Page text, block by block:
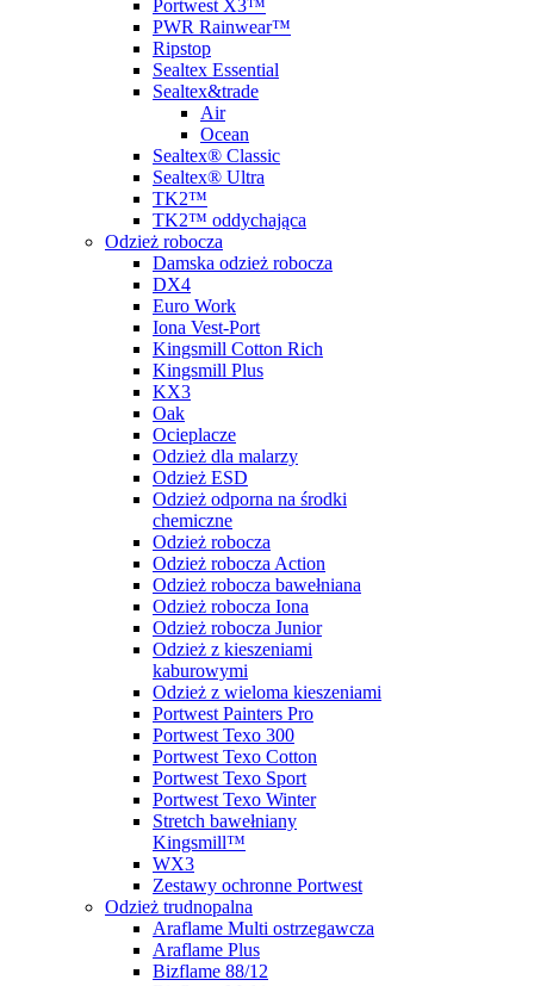
Portwest X3™
PWR Rainwear™
Ripstop
Sealtex Essential
Sealtex&trade
Air
Ocean
Sealtex® Classic
Sealtex® Ultra
TK2™
TK2™ oddychająca
Odzież robocza
Damska odzież robocza
DX4
Euro Work
Iona Vest-Port
Kingsmill Cotton Rich
Kingsmill Plus
KX3
Oak
Ocieplacze
Odzież dla malarzy
Odzież ESD
Odzież odporna na środki
chemiczne
Odzież robocza
Odzież robocza Action
Odzież robocza bawełniana
Odzież robocza Iona
Odzież robocza Junior
Odzież z kieszeniami
kaburowymi
Odzież z wieloma kieszeniami
Portwest Painters Pro
Portwest Texo 300
Portwest Texo Cotton
Portwest Texo Sport
Portwest Texo Winter
Stretch bawełniany
Kingsmill™
WX3
Zestawy ochronne Portwest
Odzież trudnopalna
Araflame Multi ostrzegawcza
Araflame Plus
Bizflame 88/12